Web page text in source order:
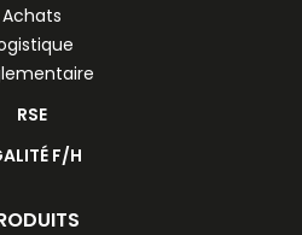
Achats
RSE
F/H